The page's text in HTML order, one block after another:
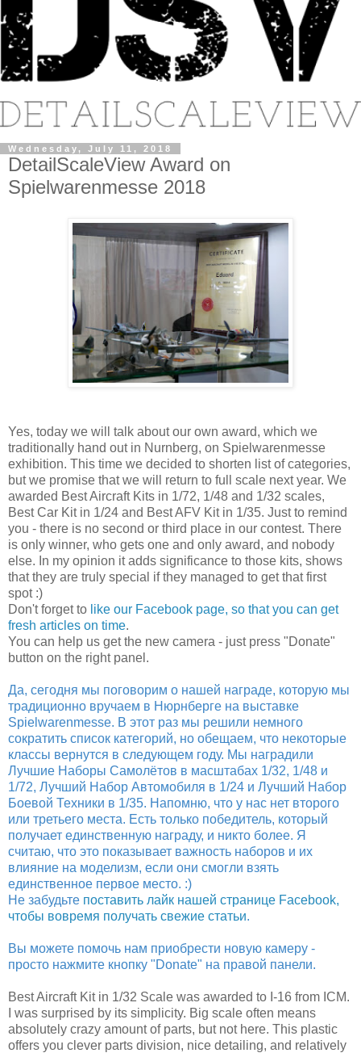
Wednesday, July 11, 2018
DetailScaleView Award on
Spielwarenmesse 2018
Yes, today we will talk about our own award, which we
traditionally hand out in Nurnberg, on Spielwarenmesse
exhibition. This time we decided to shorten list of categories,
but we promise that we will return to full scale next year. We
awarded Best Aircraft Kits in 1/72, 1/48 and 1/32 scales,
Best Car Kit in 1/24 and Best AFV Kit in 1/35. Just to remind
you - there is no second or third place in our contest. There
is only winner, who gets one and only award, and nobody
else. In my opinion it adds significance to those kits, shows
that they are truly special if they managed to get that first
spot :)
Don't forget to like our Facebook page, so that you can get
fresh articles on time.
You can help us get the new camera - just press "Donate"
button on the right panel.
Да, сегодня мы поговорим о нашей награде, которую мы
традиционно вручаем в Нюрнберге на выставке
Spielwarenmesse. В этот раз мы решили немного
сократить список категорий, но обещаем, что некоторые
классы вернутся в следующем году. Мы наградили
Лучшие Наборы Самолётов в масштабах 1/32, 1/48 и
1/72, Лучший Набор Автомобиля в 1/24 и Лучший Набор
Боевой Техники в 1/35. Напомню, что у нас нет второго
или третьего места. Есть только победитель, который
получает единственную награду, и никто более. Я
считаю, что это показывает важность наборов и их
влияние на моделизм, если они смогли взять
единственное первое место. :)
Не забудьте поставить лайк нашей странице Facebook,
чтобы вовремя получать свежие статьи.
Вы можете помочь нам приобрести новую камеру -
просто нажмите кнопку "Donate" на правой панели.
Best Aircraft Kit in 1/32 Scale was awarded to I-16 from ICM.
I was surprised by its simplicity. Big scale often means
absolutely crazy amount of parts, but not here. This plastic
offers you clever parts division, nice detailing, and relatively